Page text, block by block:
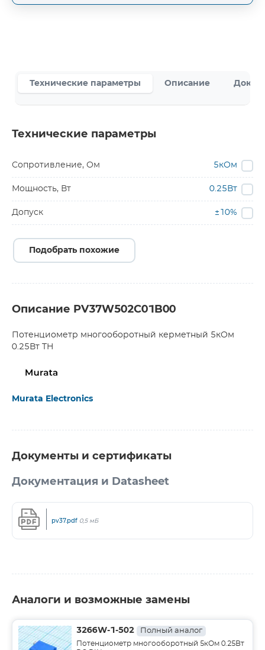
Технические параметры Описание
Технические параметры
Сопротивление, Ом 5кОм
Мощность, Вт 0.25Вт
Допуск ±10%
Подобрать похожие
Описание PV37W502C01B00
Потенциометр многооборотный керметный 5кОм
0.25Вт TH
Murata Electronics
Документы и сертификаты
Документация и Datasheet
pv37.pdf 0,5 мБ
Аналоги и возможные замены
3266W-1-502 Полный аналог
Потенциометр многооборотный 5кОм 0.25Вт